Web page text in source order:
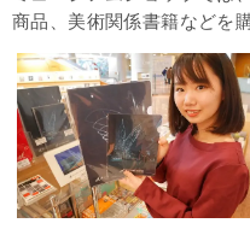
商品、美術関係書籍などを